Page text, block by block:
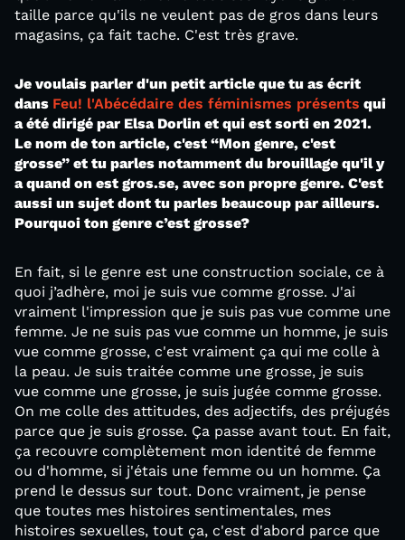
taille parce qu'ils ne veulent pas de gros dans leurs
magasins, ça fait tache. C'est très grave.
Je voulais parler d'un petit article que tu as écrit
dans Feu! l'Abécédaire des féminismes présents qui
a été dirigé par Elsa Dorlin et qui est sorti en 2021.
Le nom de ton article, c'est “Mon genre, c'est
grosse” et tu parles notamment du brouillage qu'il y
a quand on est gros.se, avec son propre genre. C'est
aussi un sujet dont tu parles beaucoup par ailleurs.
Pourquoi ton genre c’est grosse?
En fait, si le genre est une construction sociale, ce à
quoi j’adhère, moi je suis vue comme grosse. J'ai
vraiment l'impression que je suis pas vue comme une
femme. Je ne suis pas vue comme un homme, je suis
vue comme grosse, c'est vraiment ça qui me colle à
la peau. Je suis traitée comme une grosse, je suis
vue comme une grosse, je suis jugée comme grosse.
On me colle des attitudes, des adjectifs, des préjugés
parce que je suis grosse. Ça passe avant tout. En fait,
ça recouvre complètement mon identité de femme
ou d'homme, si j'étais une femme ou un homme. Ça
prend le dessus sur tout. Donc vraiment, je pense
que toutes mes histoires sentimentales, mes
histoires sexuelles, tout ça, c'est d'abord parce que